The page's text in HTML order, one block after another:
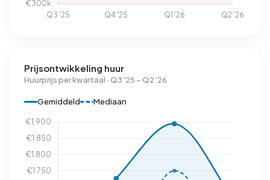
Prijsontwikkeling huur
Huurprijs per kwartaal · Q3 '25 – Q2 '26
Gemiddeld Mediaan